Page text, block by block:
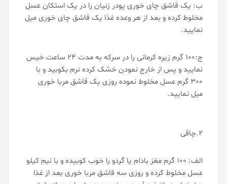
ب: یک قاشق چای خوری پودر زنیان را در یک استکان عسل
مخلوط کرده و بعد از هر وعده غذا یک قاشق چای خوری میل
نمایید.
ج:100 گرم زیره کرمانی را در سرکه به مدت 24 ساعت خیس
نمایید و پس از خارج نمودن خشک کرده نرم بکوبید و با
300 گرم عسل مخلوط نموده روزی یک قاشق مربا خوری
میل نمایید.
2.چاقی
الف: 100 گرم مغز بادام یا گردو را خوب کوبیده و با نیم کیلو
عسل مخلوط کرده و روزی سه قاشق مربا خوری بعد از غذا